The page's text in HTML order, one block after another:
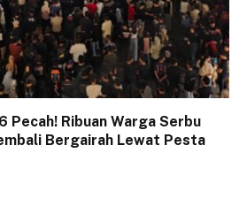
Ribuan Warga Serbu
Bergairah Lewat Pesta